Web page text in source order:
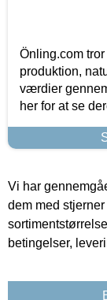
Önling.com
produktion,
værdier
her for at se
Vi har
dem med
betingelser,